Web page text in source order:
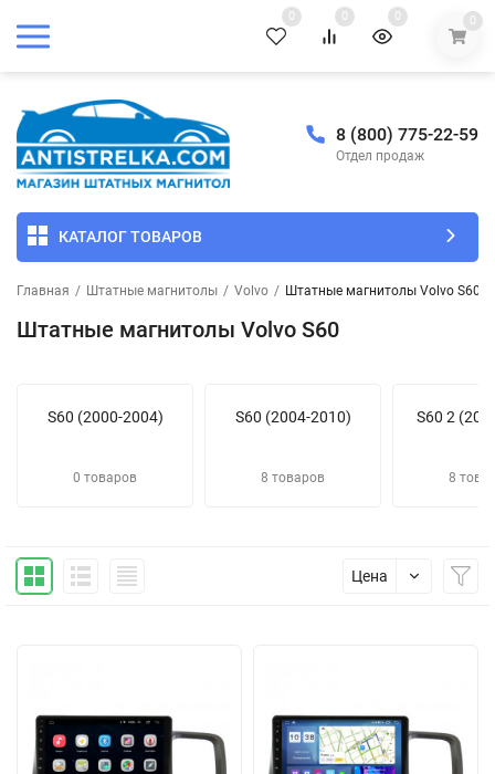
0 0 0 0
8 (800) 775-22-59
Отдел продаж
КАТАЛОГ ТОВАРОВ
Главная / Штатные магнитолы / Volvo / Штатные магнитолы Volvo S60
Штатные магнитолы Volvo S60
S60 (2000-2004)
0 товаров
S60 (2004-2010)
8 товаров
S60 2
8
Цена